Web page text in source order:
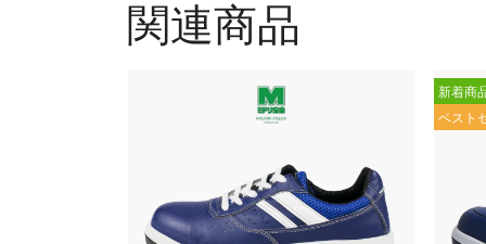
関連商品
新着商
ベスト